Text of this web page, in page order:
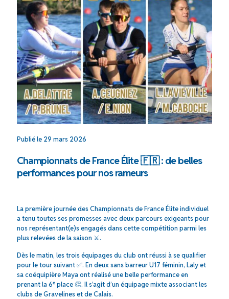
Publié le 29 mars 2026
Championnats de France Élite 🇫🇷 : de belles
performances pour nos rameurs
La première journée des Championnats de France Élite individuel
a tenu toutes ses promesses avec deux parcours exigeants pour
nos représentant(e)s engagés dans cette compétition parmi les
plus relevées de la saison ⚔️.
Dès le matin, les trois équipages du club ont réussi à se qualifier
pour le tour suivant ✅. En deux sans barreur U17 féminin, Laly et
sa coéquipière Maya ont réalisé une belle performance en
prenant la 6ᵉ place 👏. Il s’agit d’un équipage mixte associant les
clubs de Gravelines et de Calais.